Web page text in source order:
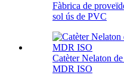
Fàbrica de
sol ús de PVC
Catèter Nelaton
MDR ISO